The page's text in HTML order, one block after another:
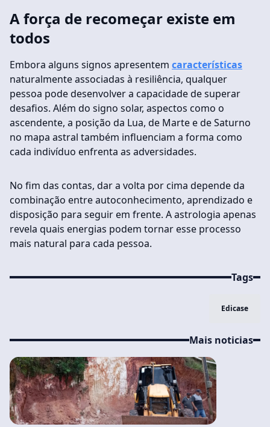
A força de recomeçar existe em
todos
Embora alguns signos apresentem características
naturalmente associadas à resiliência, qualquer
pessoa pode desenvolver a capacidade de superar
desafios. Além do signo solar, aspectos como o
ascendente, a posição da Lua, de Marte e de Saturno
no mapa astral também influenciam a forma como
cada indivíduo enfrenta as adversidades.
No fim das contas, dar a volta por cima depende da
combinação entre autoconhecimento, aprendizado e
disposição para seguir em frente. A astrologia apenas
revela quais energias podem tornar esse processo
mais natural para cada pessoa.
Tags
Edicase
Mais noticias